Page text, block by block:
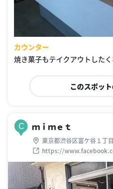
カウンター
焼き菓子もテイクアウトした
このスポッ
C ｍｉｍｅｔ
東京都渋谷区富ケ谷１丁
https://